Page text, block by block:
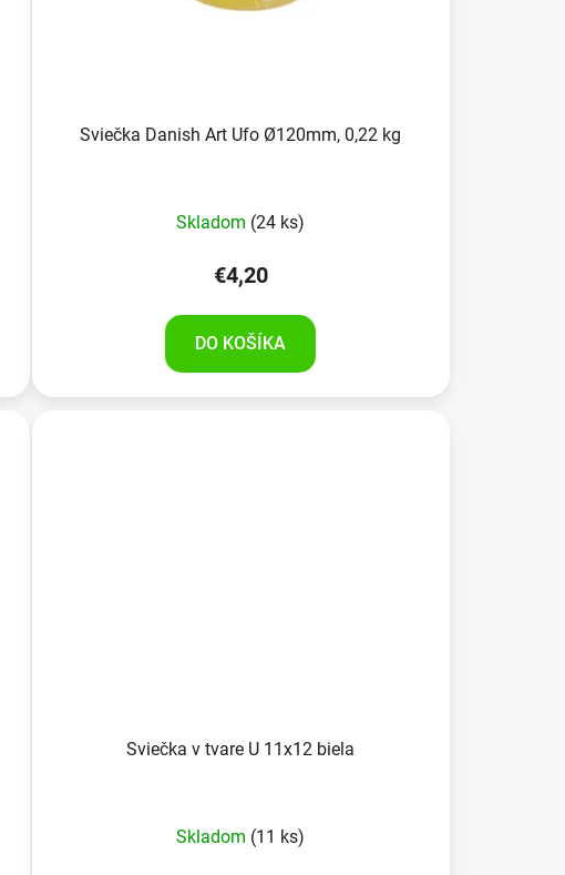
Sviečka Danish Art Ufo Ø120mm, 0,22 kg
Skladom (24 ks)
€4,20
DO KOŠÍKA
Sviečka v tvare U 11x12 biela
Skladom (11 ks)